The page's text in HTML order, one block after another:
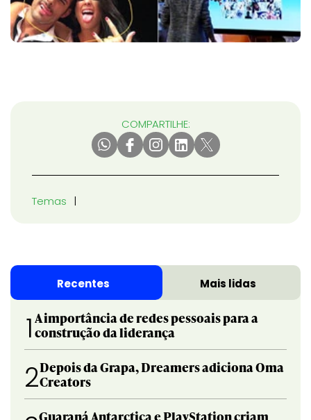
COMPARTILHE:
Temas
Recentes Mais lidas
1 A importância de redes pessoais para a
construção da liderança
2Depois da Grapa, Dreamers adiciona Oma
Creators
Guaraná Antarctica e PlayStation criam